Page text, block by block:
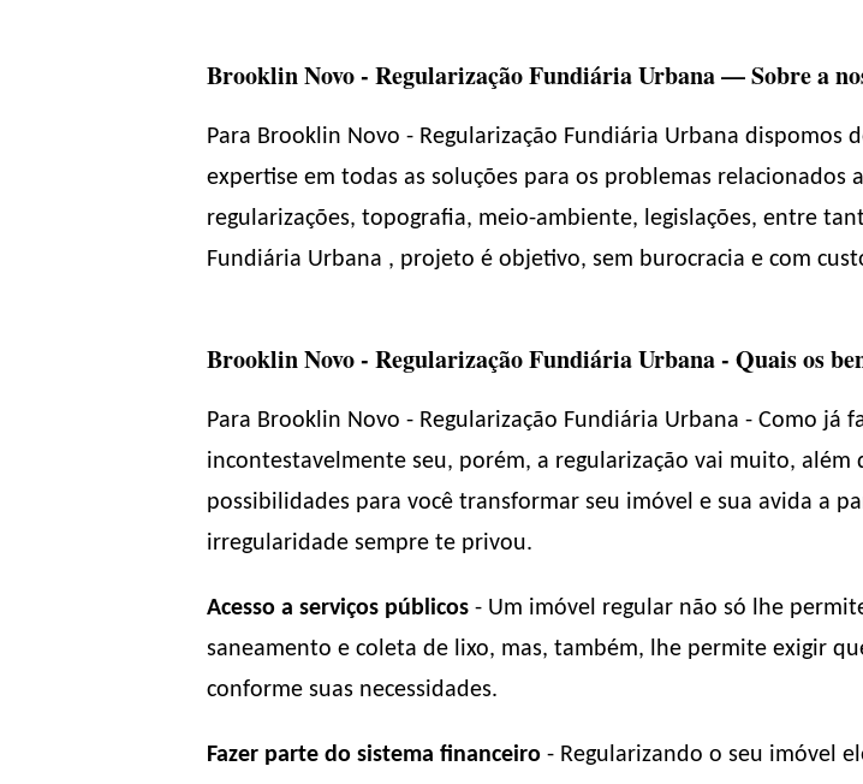
Brooklin Novo - Regularização Fundiária Urbana — Sobre a
Para Brooklin Novo - Regularização Fundiária Urbana
expertise em todas as soluções para os problemas relacionados
regularizações, topografia, meio-ambiente, legislações, entre
Fundiária Urbana , projeto é objetivo, sem burocracia e com
Brooklin Novo - Regularização Fundiária Urbana - Quais os
Para Brooklin Novo - Regularização Fundiária Urbana - Como já
incontestavelmente seu, porém, a regularização vai muito, além
possibilidades para você transformar seu imóvel e sua avida a
irregularidade sempre te privou.
Acesso a serviços públicos - Um imóvel regular não só lhe
saneamento e coleta de lixo, mas, também, lhe permite exigir
conforme suas necessidades.
Fazer parte do sistema financeiro - Regularizando o seu imóvel